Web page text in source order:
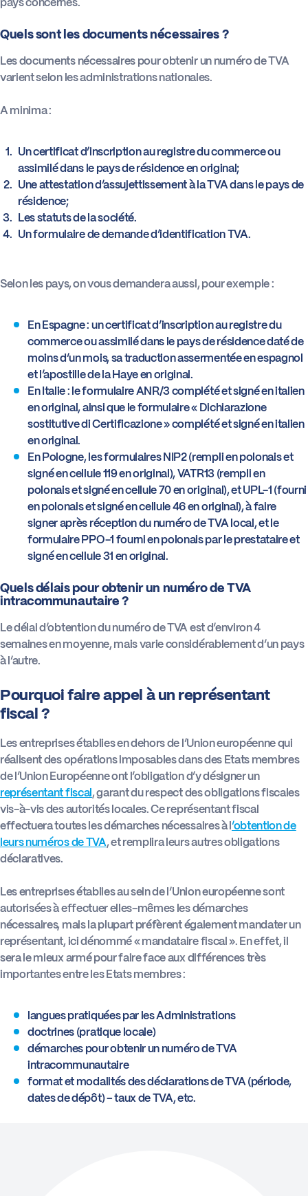
Quels sont les documents nécessaires ?
Les documents nécessaires pour obtenir un numéro de TVA
varient selon les administrations nationales.
A minima :
Un certificat d’inscription au registre du commerce ou
assimilé dans le pays de résidence en original;
Une attestation d’assujettissement à la TVA dans le pays de
résidence;
Les statuts de la société.
Un formulaire de demande d’identification TVA.
Selon les pays, on vous demandera aussi, pour exemple :
En Espagne : un certificat d’inscription au registre du
commerce ou assimilé dans le pays de résidence daté de
moins d’un mois, sa traduction assermentée en espagnol
et l’apostille de la Haye en original.
En Italie : le formulaire ANR/3 complété et signé en italien
en original, ainsi que le formulaire « Dichiarazione
sostitutive di Certificazione » complété et signé en italien
en original.
En Pologne, les formulaires NIP2 (rempli en polonais et
signé en cellule 119 en original), VATR13 (rempli en
polonais et signé en cellule 70 en original), et UPL-1 (fourni
en polonais et signé en cellule 46 en original), à faire
signer après réception du numéro de TVA local, et le
formulaire PPO-1 fourni en polonais par le prestataire et
signé en cellule 31 en original.
Quels délais pour obtenir un numéro de TVA
intracommunautaire ?
Le délai d’obtention du numéro de TVA est d’environ 4
semaines en moyenne, mais varie considérablement d’un pays
à l’autre.
Pourquoi faire appel à un représentant
fiscal ?
Les entreprises établies en dehors de l’Union européenne qui
réalisent des opérations imposables dans des Etats membres
de l’Union Européenne ont l’obligation d’y désigner un
représentant fiscal, garant du respect des obligations fiscales
vis-à-vis des autorités locales. Ce représentant fiscal
effectuera toutes les démarches nécessaires à l’obtention de
leurs numéros de TVA, et remplira leurs autres obligations
déclaratives.
Les entreprises établies au sein de l’Union européenne sont
autorisées à effectuer elles-mêmes les démarches
nécessaires, mais la plupart préfèrent également mandater un
représentant, ici dénommé « mandataire fiscal ». En effet, il
sera le mieux armé pour faire face aux différences très
importantes entre les Etats membres :
langues pratiquées par les Administrations
doctrines (pratique locale)
démarches pour obtenir un numéro de TVA
intracommunautaire
format et modalités des déclarations de TVA (période,
dates de dépôt) – taux de TVA, etc.